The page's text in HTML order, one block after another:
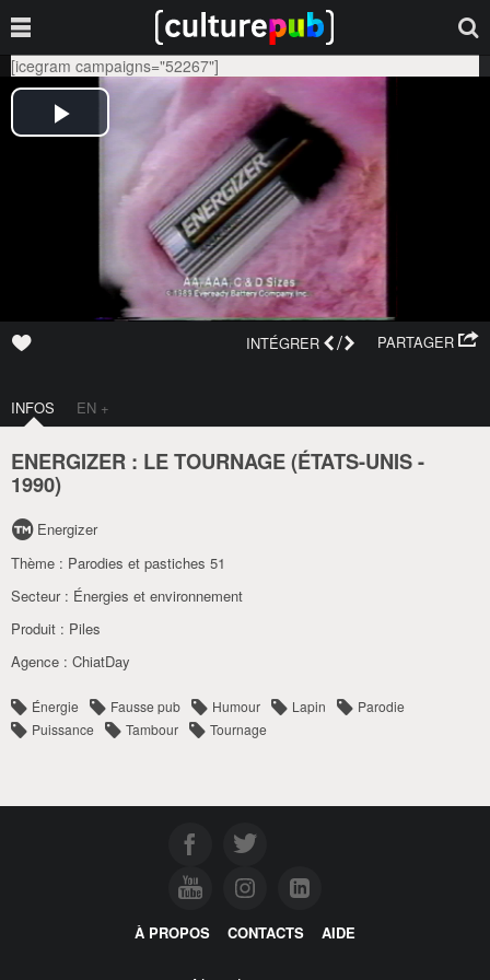
[icegram campaigns="52267"]
PARTAGER
INTÉGRER /
INFOS EN +
ENERGIZER : LE TOURNAGE (ÉTATS-UNIS-
1990)
Energizer
Thème : Parodies et pastiches 51
Secteur : Énergies et environnement
Produit : Piles
Agence : ChiatDay
Énergie Fausse pub Humour Lapin
Parodie
Puissance
Tambour Tournage
À PROPOS CONTACTS AIDE